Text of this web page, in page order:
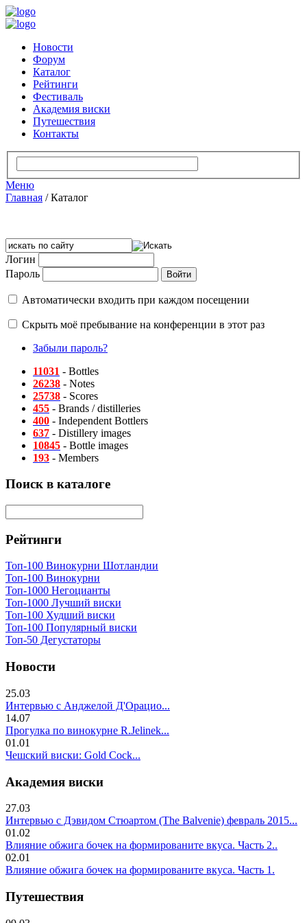
Новости
Форум
Каталог
Рейтинги
Фестиваль
Академия виски
Путешествия
Контакты
Меню
Главная /Каталог
Логин
Пароль
Автоматически входить при каждом посещении
Скрыть моё пребывание на конференции в этот раз
Забыли пароль?
11031 - Bottles
26238 - Notes
25738 - Scores
455 - Brands / distilleries
400 - Independent Bottlers
637 - Distillery images
10845 - Bottle images
193 - Members
Поиск в каталоге
Рейтинги
Топ-100 Винокурни Шотландии
Топ-100 Винокурни
Топ-1000 Негоцианты
Топ-1000 Лучший виски
Топ-100 Худший виски
Топ-100 Популярный виски
Топ-50 Дегустаторы
Новости
25.03
Интервью с Анджелой Д'Орацио...
14.07
Прогулка по винокурне R.Jelinek...
01.01
Чешский виски: Gold Cock...
Академия виски
27.03
Интервью с Дэвидом Стюартом (The Balvenie) февраль 2015...
01.02
Влияние обжига бочек на формированите вкуса. Часть 2..
02.01
Влияние обжига бочек на формированите вкуса. Часть 1.
Путешествия